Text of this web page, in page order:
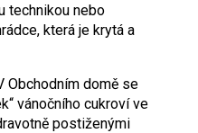
technikou nebo
která je krytá a
Obchodním domě se
vánočního cukroví ve
postiženými